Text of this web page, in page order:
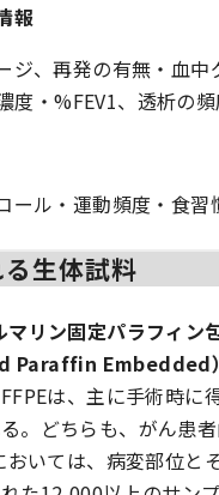
報
ジ、再発の有無・血中
度・%FEV1、透析の
ール・運動頻度・食習
生体試料
マリン固定パラフィン
Paraffin Embedded）
は、主に手術時に
。どちらも、がん患
おいては、病変部位と